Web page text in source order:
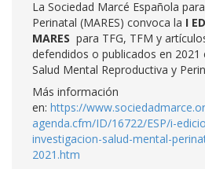
La Sociedad Marcé Española
Perinatal (MARES) convoca la I
MARES para TFG, TFM y
defendidos o publicados en
Salud Mental Reproductiva y
Más información
en: https://
agenda.cfm/ID/16722/ESP/i-
investigacion-salud-mental-
2021.htm